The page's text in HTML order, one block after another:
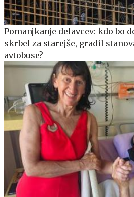
Pomanjkanje delavcev: kdo bo
skrbel za starejše, gradil
avtobuse?